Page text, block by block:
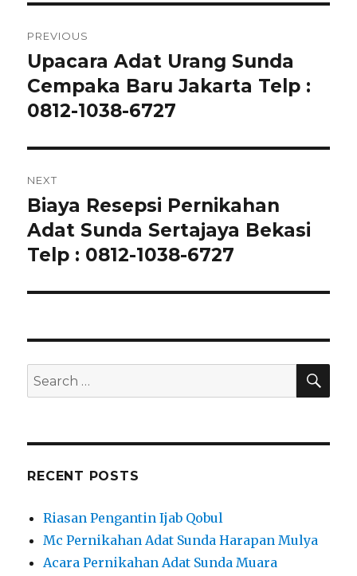
navigation
PREVIOUS
Previous
post:
Upacara Adat Urang Sunda
Cempaka Baru Jakarta Telp :
0812-1038-6727
NEXT
Next
post:
Biaya Resepsi Pernikahan
Adat Sunda Sertajaya Bekasi
Telp : 0812-1038-6727
Search
for:
RECENT POSTS
Riasan Pengantin Ijab Qobul
Mc Pernikahan Adat Sunda Harapan Mulya
Acara Pernikahan Adat Sunda Muara